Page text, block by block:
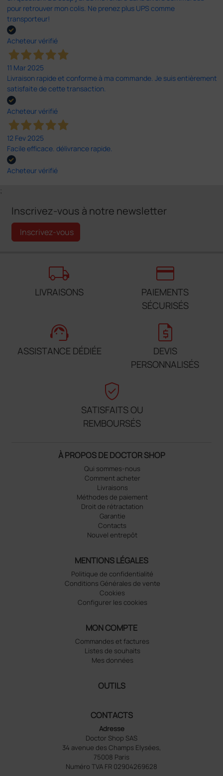
pour retrouver mon colis. Ne prenez plus UPS comme
transporteur!
Acheteur vérifié
11 Mar 2025
Livraison rapide et conforme à ma commande. Je suis entièrement
satisfaite de cette transaction.
Acheteur vérifié
12 Fev 2025
Facile efficace. délivrance rapide.
Acheteur vérifié
;
Inscrivez-vous à notre newsletter
Inscrivez-vous
local_shipping
LIVRAISONS
credit_card
PAIEMENTS
SÉCURISÉS
support_agent
ASSISTANCE DÉDIÉE
request_quote
DEVIS
PERSONNALISÉS
verified_user
SATISFAITS OU
REMBOURSÉS
À PROPOS DE DOCTOR SHOP
Qui sommes-nous
Comment acheter
Livraisons
Méthodes de paiement
Droit de rétractation
Garantie
Contacts
Nouvel entrepôt
MENTIONS LÉGALES
Politique de confidentialité
Conditions Générales de vente
Cookies
Configurer les cookies
MON COMPTE
Commandes et factures
Listes de souhaits
Mes données
OUTILS
CONTACTS
Adresse
Doctor Shop SAS
34 avenue des Champs Elysées,
75008 Paris
Numéro TVA FR 02904269628